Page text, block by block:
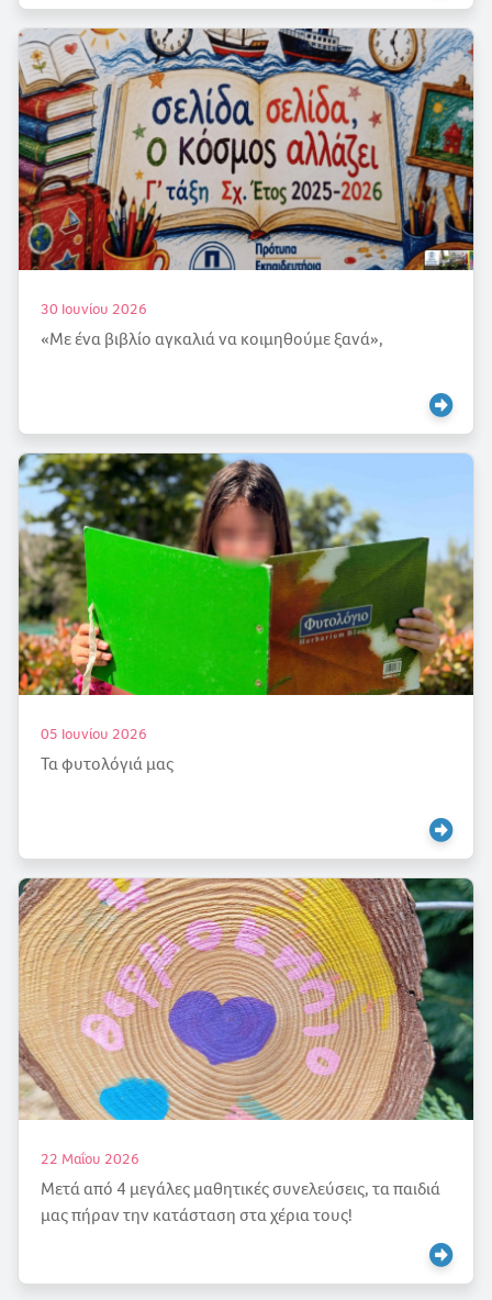
30 Ιουνίου 2026
«Με ένα βιβλίο αγκαλιά να κοιμηθούμε ξανά»,
05 Ιουνίου 2026
Τα φυτολόγιά μας
22 Μαΐου 2026
Μετά από 4 μεγάλες μαθητικές συνελεύσεις, τα παιδιά
μας πήραν την κατάσταση στα χέρια τους!